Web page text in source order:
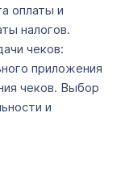
оплаты и
налогов.
чеков:
приложения
чеков. Выбор
и